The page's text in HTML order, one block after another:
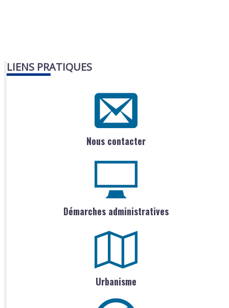
LIENS PRATIQUES
Nous contacter
Démarches administratives
Urbanisme